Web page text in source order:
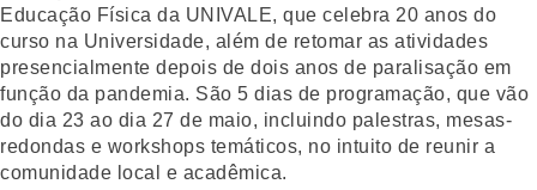
Educação Física da UNIVALE, que celebra 20 anos do
curso na Universidade, além de retomar as atividades
presencialmente depois de dois anos de paralisação em
função da pandemia. São 5 dias de programação, que vão
do dia 23 ao dia 27 de maio, incluindo palestras, mesas-
redondas e workshops temáticos, no intuito de reunir a
comunidade local e acadêmica.